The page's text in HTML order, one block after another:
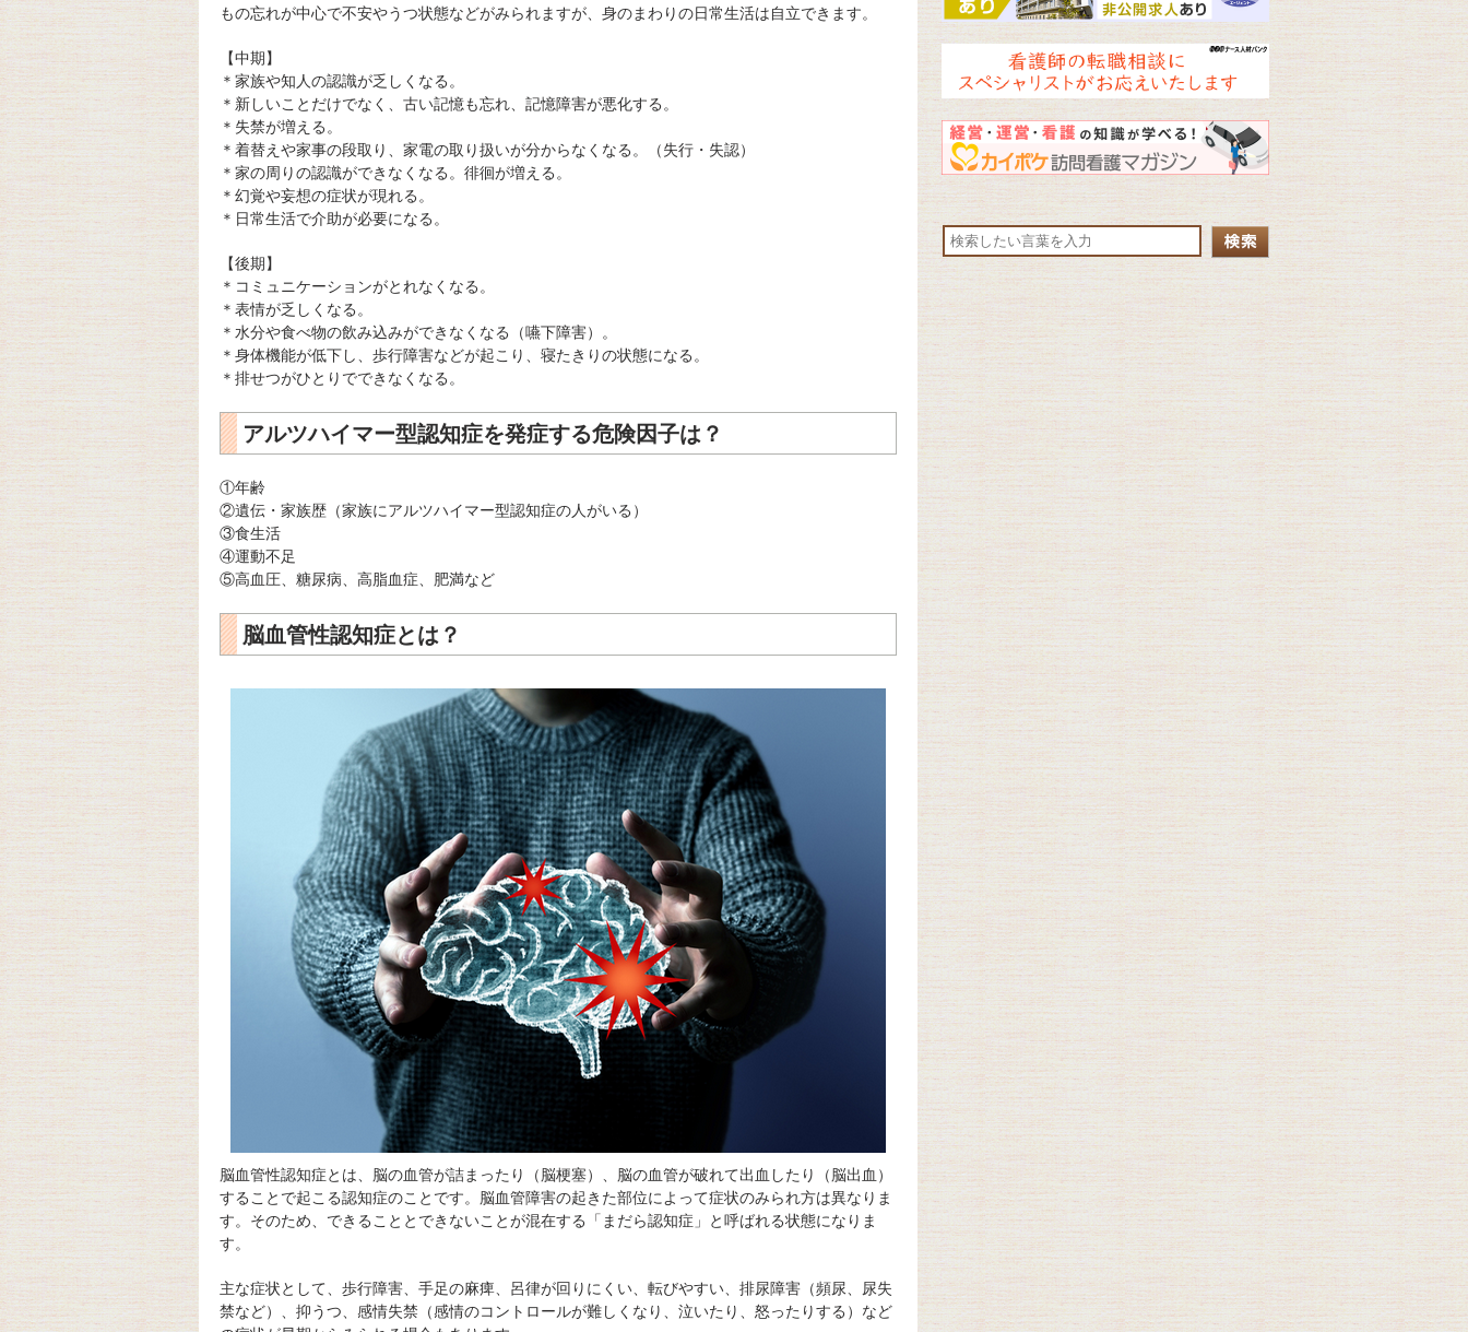
もの忘れが中心で不安やうつ状態などがみられますが、身のまわりの日常生活は自立できます。
【中期】
＊家族や知人の認識が乏しくなる。
＊新しいことだけでなく、古い記憶も忘れ、記憶障害が悪化する。
＊失禁が増える。
＊着替えや家事の段取り、家電の取り扱いが分からなくなる。（失行・失認）
＊家の周りの認識ができなくなる。徘徊が増える。
＊幻覚や妄想の症状が現れる。
＊日常生活で介助が必要になる。
【後期】
＊コミュニケーションがとれなくなる。
＊表情が乏しくなる。
＊水分や食べ物の飲み込みができなくなる（嚥下障害）。
＊身体機能が低下し、歩行障害などが起こり、寝たきりの状態になる。
＊排せつがひとりでできなくなる。
アルツハイマー型認知症を発症する危険因子は？
①年齢
②遺伝・家族歴（家族にアルツハイマー型認知症の人がいる）
③食生活
④運動不足
⑤高血圧、糖尿病、高脂血症、肥満など
脳血管性認知症とは？
脳血管性認知症とは、脳の血管が詰まったり（脳梗塞）、脳の血管が破れて出血したり（脳出血）
することで起こる認知症のことです。脳血管障害の起きた部位によって症状のみられ方は異なりま
す。そのため、できることとできないことが混在する「まだら認知症」と呼ばれる状態になりま
す。
主な症状として、歩行障害、手足の麻痺、呂律が回りにくい、転びやすい、排尿障害（頻尿、尿失
禁など）、抑うつ、感情失禁（感情のコントロールが難しくなり、泣いたり、怒ったりする）など